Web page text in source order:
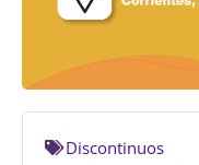
Discontinuos